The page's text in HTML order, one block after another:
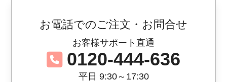
お電話でのご注文・お問合せ
お客様サポート直通
0120-444-636
平日 9:30～17:30